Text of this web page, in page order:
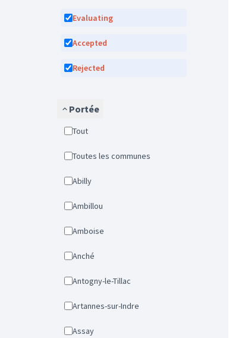
Evaluating
Accepted
Rejected
Portée
Tout
Toutes les communes
Abilly
Ambillou
Amboise
Anché
Antogny-le-Tillac
Artannes-sur-Indre
Assay